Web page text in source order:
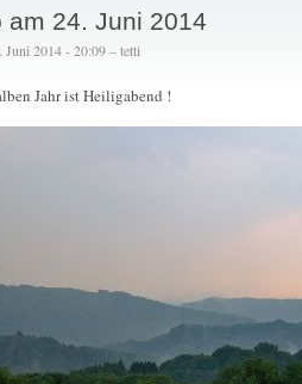
am 24. Juni 2014
Juni 2014 - 20:09 – tetti
Jahr ist Heiligabend !